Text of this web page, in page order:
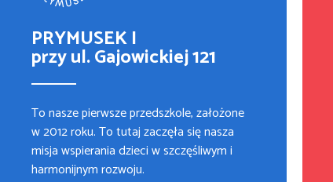
PRYMUSEK I
przy ul. Gajowickiej 121
To nasze pierwsze przedszkole, założone
w 2012 roku. To tutaj zaczęła się nasza
misja wspierania dzieci w szczęśliwym i
harmonijnym rozwoju.